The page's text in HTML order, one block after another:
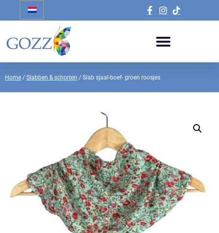
Home / Slabben & schorten / Slab sjaal-boef- groen roosjes